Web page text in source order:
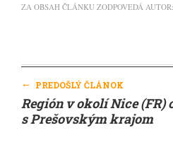
ZA OBSAH ČLÁNKU ZODPOVEDÁ AUTOR:
← PREDOŠLÝ ČLÁNOK
Región v okolí Nice (FR)
s Prešovským krajom